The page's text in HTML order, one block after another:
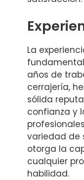
La
años de
cerrajería,
sólida
confianza y
variedad de
otorga la
cualquier
habilidad.